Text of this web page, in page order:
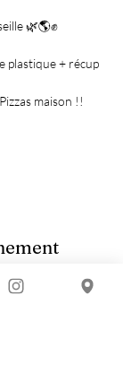
🌿🌎✊
plastique + récup
maison !!